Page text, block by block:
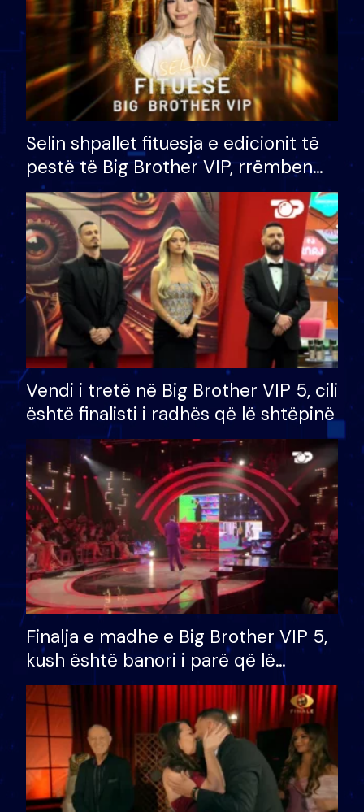
Selin shpallet fituesja e edicionit të
pestë të Big Brother VIP, rrëmben
çmimin e madh prej 100 mijë eurosh
Vendi i tretë në Big Brother VIP 5, cili
është finalisti i radhës që lë shtëpinë
Finalja e madhe e Big Brother VIP 5,
kush është banori i parë që lë
shtëpinë dhe humb mundësinë për
të fituar çmimin e madh